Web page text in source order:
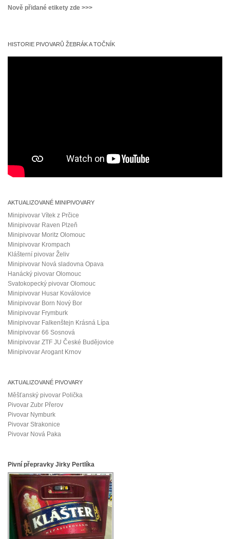
Nově přidané etikety zde >>>
HISTORIE PIVOVARŮ ŽEBRÁK A TOČNÍK
AKTUALIZOVANÉ MINIPIVOVARY
Minipivovar Vítek z Prčice
Minipivovar Raven Plzeň
Minipivovar Moritz Olomouc
Minipivovar Krompach
Klášterní pivovar Želiv
Minipivovar Nová sladovna Opava
Hanácký pivovar Olomouc
Svatokopecký pivovar Olomouc
Minipivovar Husar Koválovice
Minipivovar Born Nový Bor
Minipivovar Frymburk
Minipivovar Falkenštejn Krásná Lípa
Minipivovar 66 Sosnová
Minipivovar ZTF JU České Budějovice
Minipivovar Arogant Krnov
AKTUALIZOVANÉ PIVOVARY
Měšťanský pivovar Polička
Pivovar Zubr Přerov
Pivovar Nymburk
Pivovar Strakonice
Pivovar Nová Paka
Pivní přepravky Jirky Pertlíka